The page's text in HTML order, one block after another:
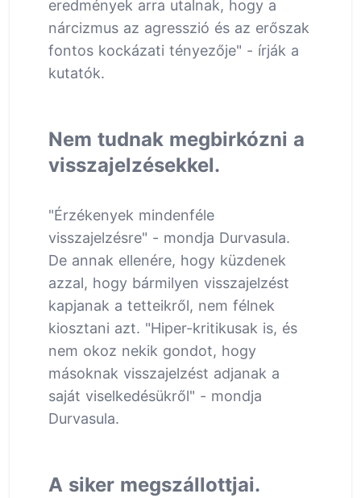
eredmények arra utalnak, hogy a
nárcizmus az agresszió és az erőszak
fontos kockázati tényezője" - írják a
kutatók.
Nem tudnak megbirkózni a
visszajelzésekkel.
"Érzékenyek mindenféle
visszajelzésre" - mondja Durvasula.
De annak ellenére, hogy küzdenek
azzal, hogy bármilyen visszajelzést
kapjanak a tetteikről, nem félnek
kiosztani azt. "Hiper-kritikusak is, és
nem okoz nekik gondot, hogy
másoknak visszajelzést adjanak a
saját viselkedésükről" - mondja
Durvasula.
A siker megszállottjai.